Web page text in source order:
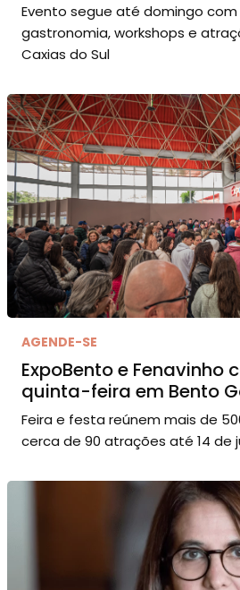
Evento segue até domingo
gastronomia, workshops e
Caxias do Sul
AGENDE-SE
ExpoBento e Fenavinho
quinta-feira em Bento
Feira e festa reúnem mais de
cerca de 90 atrações até 14 de